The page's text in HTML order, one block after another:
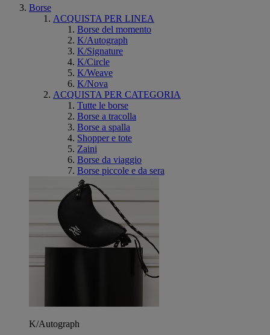
Borse
ACQUISTA PER LINEA
Borse del momento
K/Autograph
K/Signature
K/Circle
K/Weave
K/Nova
ACQUISTA PER CATEGORIA
Tutte le borse
Borse a tracolla
Borse a spalla
Shopper e tote
Zaini
Borse da viaggio
Borse piccole e da sera
K/Autograph